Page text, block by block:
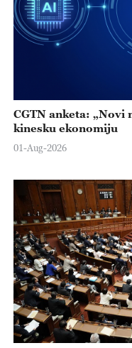
CGTN anketa: „Novi
kinesku ekonomiju
01-Aug-2026